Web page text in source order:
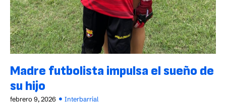
Madre futbolista impulsa el sueño de
su hijo
febrero 9, 2026
Interbarrial